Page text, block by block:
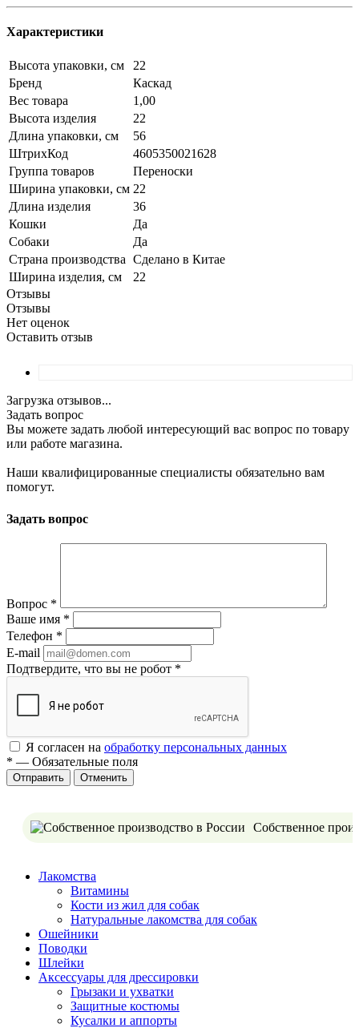
Характеристики
Высота упаковки, см
22
Бренд
Каскад
Вес товара
1,00
Высота изделия
22
Длина упаковки, см
56
ШтрихКод
4605350021628
Группа товаров
Переноски
Ширина упаковки, см 22
Длина изделия
36
Кошки
Да
Собаки
Да
Страна производства Сделано в Китае
Ширина изделия, см
22
Отзывы
Отзывы
Нет оценок
Оставить отзыв
Загрузка отзывов...
Задать вопрос
Вы можете задать любой интересующий вас вопрос по товару
или работе магазина.
Наши квалифицированные специалисты обязательно вам
помогут.
Задать вопрос
Вопрос *
Ваше имя *
Телефон *
E-mail
Подтвердите, что вы не робот *
Я согласен на обработку персональных данных
* — Обязательные поля
Отменить
Собственное
Лакомства
Витамины
Кости из жил для собак
Натуральные лакомства для собак
Ошейники
Поводки
Шлейки
Аксессуары для дрессировки
Грызаки и ухватки
Защитные костюмы
Кусалки и аппорты